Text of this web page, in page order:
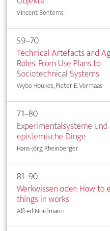
Vincent Bontems
59–70
Technical Artefacts and
Roles. From Use Plans to
Sociotechnical Systems
Wybo Houkes, Pieter E. Vermaas
71–80
Experimentalsysteme und
epistemische Dinge
Hans-Jörg Rheinberger
81–90
Werkwissen oder: How to
things in works
Alfred Nordmann